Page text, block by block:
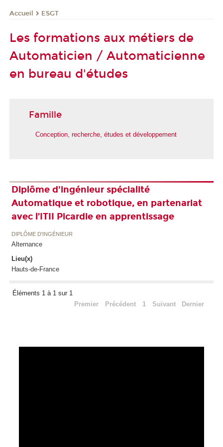
Accueil ESGT
Les formations aux métiers de
Automaticien / Automaticienne
en bureau d'études
Famille
Conception, recherche, études et développement
Diplôme d'ingénieur spécialité
Automatique et robotique, en partenariat
avec l’ITII Picardie en apprentissage
DIPLÔME D'INGÉNIEUR
Alternance
Lieu(x)
Hauts-de-France
Éléments 1 à 1 sur 1
Premier
Précédent 1 Suivant Dernier